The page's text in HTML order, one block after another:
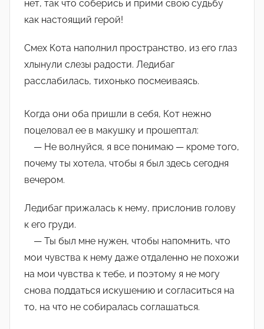
нет, так что соберись и прими свою судьбу
как настоящий герой!
Смех Кота наполнил пространство, из его глаз
хлынули слезы радости. Ледибаг
расслабилась, тихонько посмеиваясь.
Когда они оба пришли в себя, Кот нежно
поцеловал ее в макушку и прошептал:
— Не волнуйся, я все понимаю — кроме того,
почему ты хотела, чтобы я был здесь сегодня
вечером.
Ледибаг прижалась к нему, прислонив голову
к его груди.
— Ты был мне нужен, чтобы напомнить, что
мои чувства к нему даже отдаленно не похожи
на мои чувства к тебе, и поэтому я не могу
снова поддаться искушению и согласиться на
то, на что не собиралась соглашаться.